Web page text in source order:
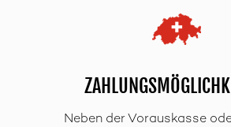
Neben der Vorauskasse